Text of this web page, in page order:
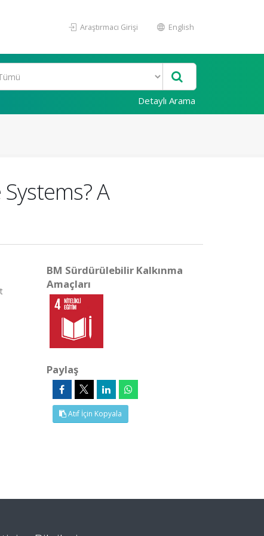
Araştırmacı Girişi English
Detaylı Arama
A
BM Sürdürülebilir Kalkınma
Amaçları
Paylaş
Atıf İçin Kopyala